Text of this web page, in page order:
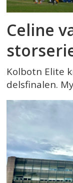
Celine
Kolbotn Elite
delsfinalen.